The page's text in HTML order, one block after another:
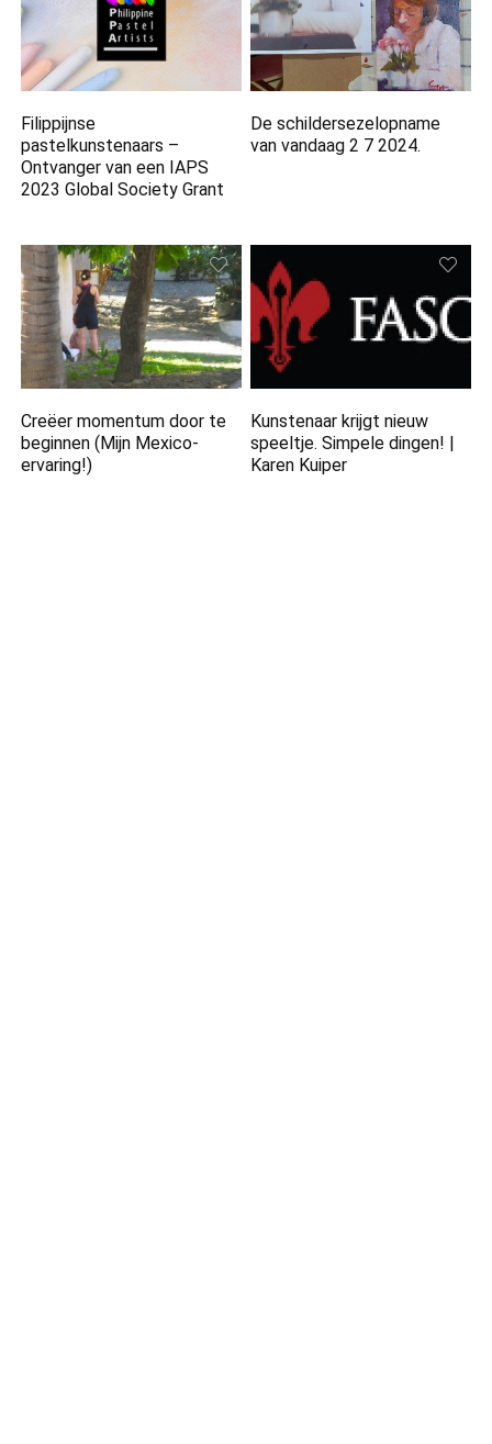
Filippijnse
pastelkunstenaars –
Ontvanger van een IAPS
2023 Global Society Grant
De schildersezelopname
van vandaag 2 7 2024.
Creëer momentum door te
beginnen (Mijn Mexico-
ervaring!)
Kunstenaar krijgt nieuw
speeltje. Simpele dingen! |
Karen Kuiper